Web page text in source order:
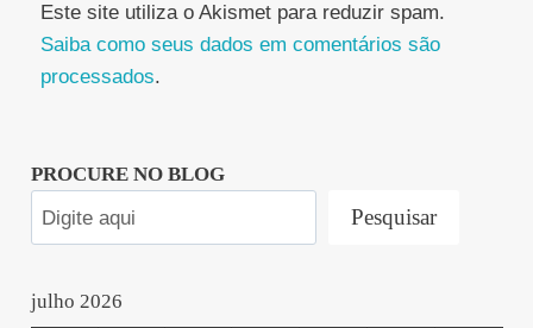
Este site utiliza o Akismet para reduzir spam.
Saiba como seus dados em comentários são
processados.
PROCURE NO BLOG
Pesquisar
julho 2026